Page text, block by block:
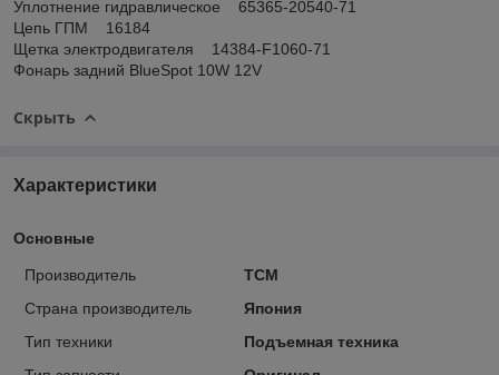
Уплотнение гидравлическое 65365-20540-71
Цепь ГПМ 16184
Щетка электродвигателя 14384-F1060-71
Фонарь задний BlueSpot 10W 12V
Скрыть
Характеристики
Основные
Производитель
TCM
Страна производитель
Япония
Тип техники
Подъемная техника